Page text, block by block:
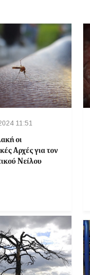
11:51
οι
Αρχές για τον
Νείλου